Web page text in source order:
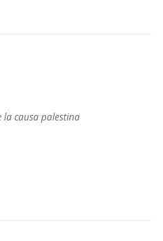
causa palestina